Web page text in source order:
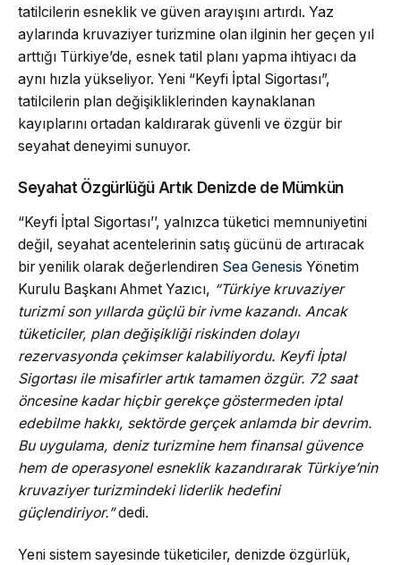
tatilcilerin esneklik ve güven arayışını artırdı. Yaz
aylarında kruvaziyer turizmine olan ilginin her geçen yıl
arttığı Türkiye’de, esnek tatil planı yapma ihtiyacı da
aynı hızla yükseliyor. Yeni “Keyfi İptal Sigortası”,
tatilcilerin plan değişikliklerinden kaynaklanan
kayıplarını ortadan kaldırarak güvenli ve özgür bir
seyahat deneyimi sunuyor.
Seyahat Özgürlüğü Artık Denizde de Mümkün
“Keyfi İptal Sigortası’’, yalnızca tüketici memnuniyetini
değil, seyahat acentelerinin satış gücünü de artıracak
bir yenilik olarak değerlendiren Sea Genesis Yönetim
Kurulu Başkanı Ahmet Yazıcı, “Türkiye kruvaziyer
turizmi son yıllarda güçlü bir ivme kazandı. Ancak
tüketiciler, plan değişikliği riskinden dolayı
rezervasyonda çekimser kalabiliyordu. Keyfi İptal
Sigortası ile misafirler artık tamamen özgür. 72 saat
öncesine kadar hiçbir gerekçe göstermeden iptal
edebilme hakkı, sektörde gerçek anlamda bir devrim.
Bu uygulama, deniz turizmine hem finansal güvence
hem de operasyonel esneklik kazandırarak Türkiye’nin
kruvaziyer turizmindeki liderlik hedefini
güçlendiriyor.”dedi.
Yeni sistem sayesinde tüketiciler, denizde özgürlük,